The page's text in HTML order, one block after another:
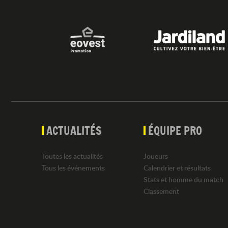
ACTUALITÉS
Toutes les actualités
Tous les événements
ÉQUIPE PRO
Joueurs
Calendrier et résultats
Stats et homme du match
Classement